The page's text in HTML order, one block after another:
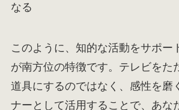
なる
このように、知的な活動をサポー
が南方位の特徴です。テレビをた
道具にするのではなく、感性を磨
ナーとして活用することで、あな